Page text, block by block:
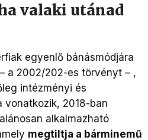
valaki utánad
egyenlő bánásmódjára
a 2002/202-es törvényt – ,
intézményi és
vonatkozik, 2018-ban
alkalmazható
megtiltja a bárminemű